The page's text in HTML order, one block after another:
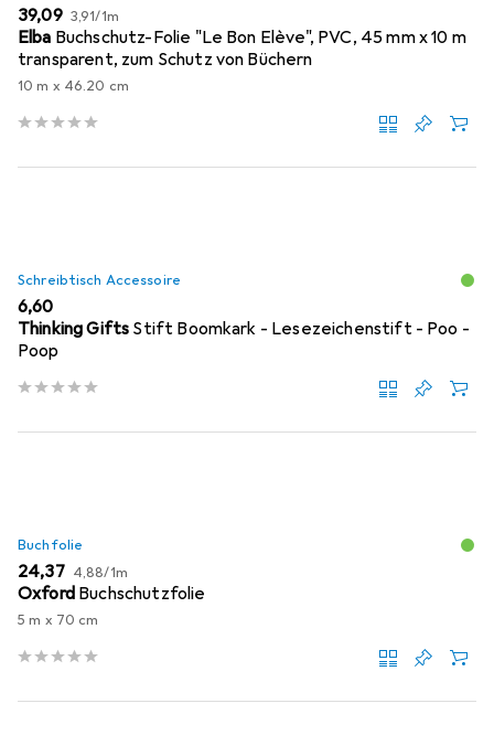
EUR
39,09 EUR
3,91/1m
Elba Buchschutz-Folie "Le Bon Elève", PVC, 45 mm x 10 m
transparent, zum Schutz von Büchern
10 m x 46.20 cm
Schreibtisch Accessoire
EUR
6,60
Thinking Gifts Stift Boomkark - Lesezeichenstift - Poo -
Poop
Buchfolie
EUR
24,37 EUR
4,88/1m
Oxford Buchschutzfolie
5 m x 70 cm